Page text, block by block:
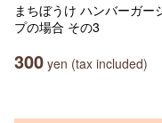
まちぼうけ ハンバーガー
プの場合 その3
300 yen (tax included)